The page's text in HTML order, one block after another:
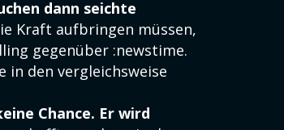
dann seichte
Kraft aufbringen müssen,
gegenüber :newstime.
in den vergleichsweise
Chance. Er wird